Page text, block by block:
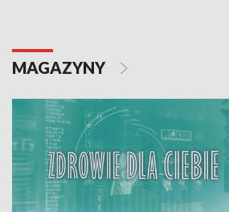
MAGAZYNY